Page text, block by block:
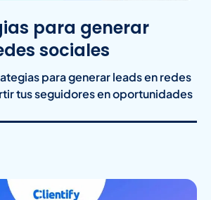
para generar
sociales
para generar leads en redes
tus seguidores en oportunidades